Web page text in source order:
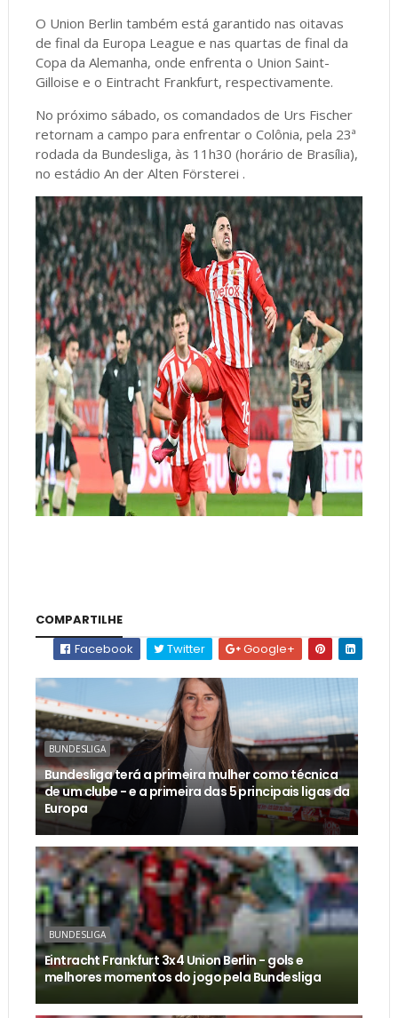
O Union Berlin também está garantido nas oitavas
de final da Europa League e nas quartas de final da
Copa da Alemanha, onde enfrenta o Union Saint-
Gilloise e o Eintracht Frankfurt, respectivamente.
No próximo sábado, os comandados de Urs Fischer
retornam a campo para enfrentar o Colônia, pela 23ª
rodada da Bundesliga, às 11h30 (horário de Brasília),
no estádio An der Alten Försterei .
COMPARTILHE
Facebook
Twitter Google+
BUNDESLIGA
Bundesliga terá a primeira mulher como técnica
de um clube - e a primeira das 5 principais ligas da
Europa
BUNDESLIGA
Eintracht Frankfurt 3x4 Union Berlin - gols e
melhores momentos do jogo pela Bundesliga